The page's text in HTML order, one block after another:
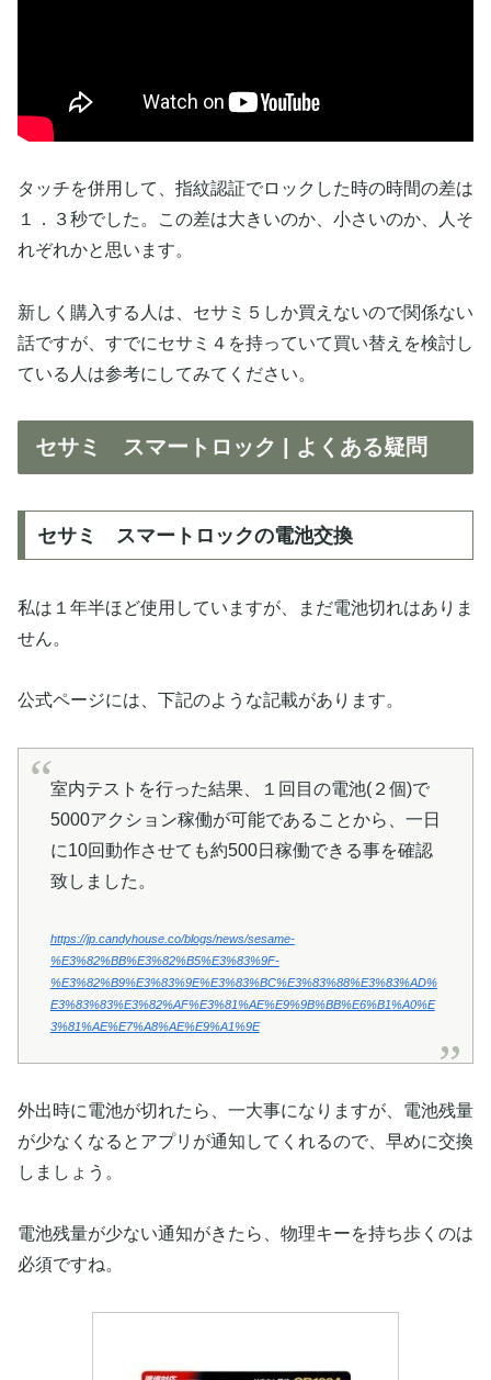
タッチを併用して、指紋認証でロックした時の時間の差は
１．３秒でした。この差は大きいのか、小さいのか、人そ
れぞれかと思います。
新しく購入する人は、セサミ５しか買えないので関係ない
話ですが、すでにセサミ４を持っていて買い替えを検討し
ている人は参考にしてみてください。
セサミ スマートロック | よくある疑問
セサミ スマートロックの電池交換
私は１年半ほど使用していますが、まだ電池切れはありま
せん。
公式ページには、下記のような記載があります。
室内テストを行った結果、１回目の電池(２個)で
5000アクション稼働が可能であることから、一日
に10回動作させても約500日稼働できる事を確認
致しました。
https://jp.candyhouse.co/blogs/news/sesame-
%E3%82%BB%E3%82%B5%E3%83%9F-
%E3%82%B9%E3%83%9E%E3%83%BC%E3%83%88%E3%83%AD%
E3%83%83%E3%82%AF%E3%81%AE%E9%9B%BB%E6%B1%A0%E
3%81%AE%E7%A8%AE%E9%A1%9E
外出時に電池が切れたら、一大事になりますが、電池残量
が少なくなるとアプリが通知してくれるので、早めに交換
しましょう。
電池残量が少ない通知がきたら、物理キーを持ち歩くのは
必須ですね。